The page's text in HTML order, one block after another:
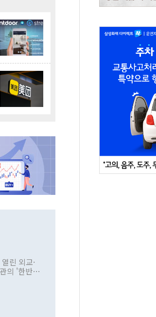
린 외교·
의 '한반도
겠다고 공